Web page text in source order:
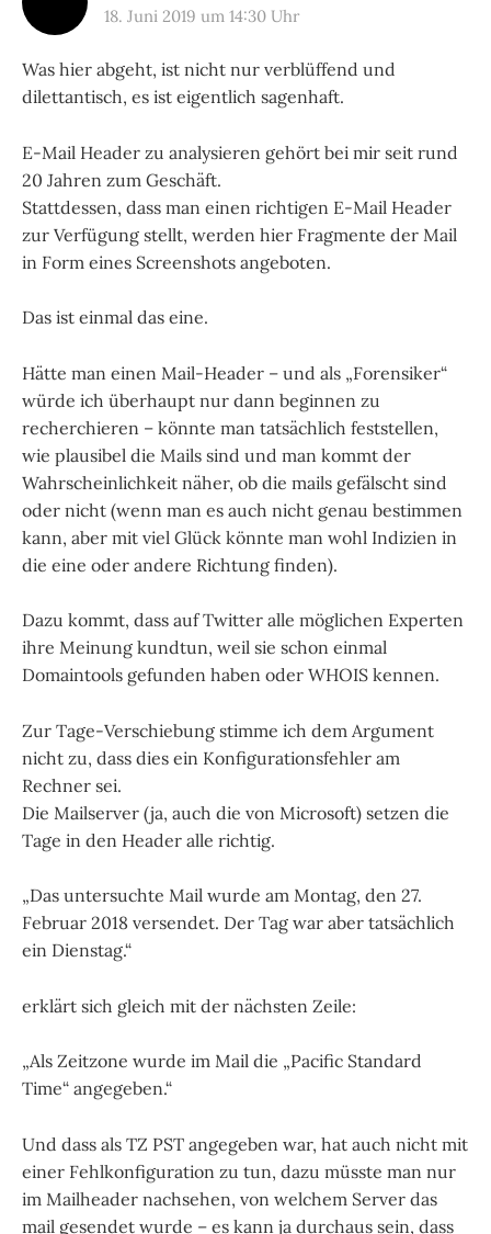
18. Juni 2019 um 14:30 Uhr
Was hier abgeht, ist nicht nur verblüffend und
dilettantisch, es ist eigentlich sagenhaft.
E-Mail Header zu analysieren gehört bei mir seit rund
20 Jahren zum Geschäft.
Stattdessen, dass man einen richtigen E-Mail Header
zur Verfügung stellt, werden hier Fragmente der Mail
in Form eines Screenshots angeboten.
Das ist einmal das eine.
Hätte man einen Mail-Header – und als „Forensiker“
würde ich überhaupt nur dann beginnen zu
recherchieren – könnte man tatsächlich feststellen,
wie plausibel die Mails sind und man kommt der
Wahrscheinlichkeit näher, ob die mails gefälscht sind
oder nicht (wenn man es auch nicht genau bestimmen
kann, aber mit viel Glück könnte man wohl Indizien in
die eine oder andere Richtung finden).
Dazu kommt, dass auf Twitter alle möglichen Experten
ihre Meinung kundtun, weil sie schon einmal
Domaintools gefunden haben oder WHOIS kennen.
Zur Tage-Verschiebung stimme ich dem Argument
nicht zu, dass dies ein Konfigurationsfehler am
Rechner sei.
Die Mailserver (ja, auch die von Microsoft) setzen die
Tage in den Header alle richtig.
„Das untersuchte Mail wurde am Montag, den 27.
Februar 2018 versendet. Der Tag war aber tatsächlich
ein Dienstag.“
erklärt sich gleich mit der nächsten Zeile:
„Als Zeitzone wurde im Mail die „Pacific Standard
Time“ angegeben.“
Und dass als TZ PST angegeben war, hat auch nicht mit
einer Fehlkonfiguration zu tun, dazu müsste man nur
im Mailheader nachsehen, von welchem Server das
mail gesendet wurde – es kann ja durchaus sein, dass